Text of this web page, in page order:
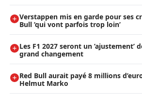
Verstappen mis en garde pour ses
Bull ’qui vont parfois trop loin’
Les F1 2027 seront un ’ajustement’
grand changement
Red Bull aurait payé 8 millions
Helmut Marko